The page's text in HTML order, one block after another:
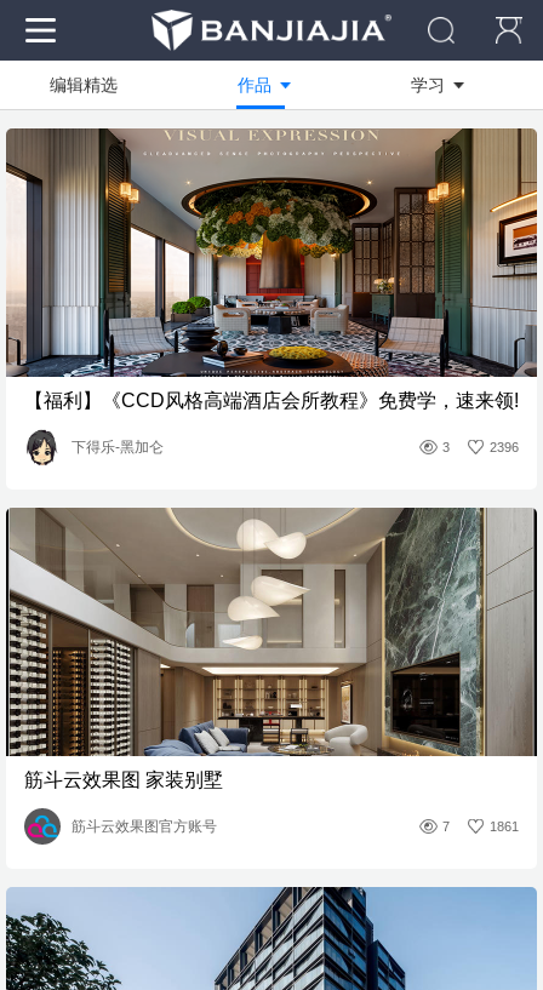
编辑精选 作品 学习
资料
全部
商业快速
写实渲染
临摹作品
学员作品
活动作品
全部
技能方向
绘图软件
设计创作
装修工艺
【福利】《CCD风格高端酒店会所教程》免费学，速来领!
下得乐-黑加仑 3 2396
筋斗云效果图 家装别墅
筋斗云效果图官方账号 7 1861